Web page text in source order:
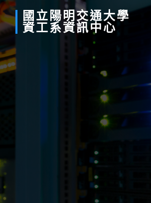
國立 陽明交通大學
資工系資訊中心